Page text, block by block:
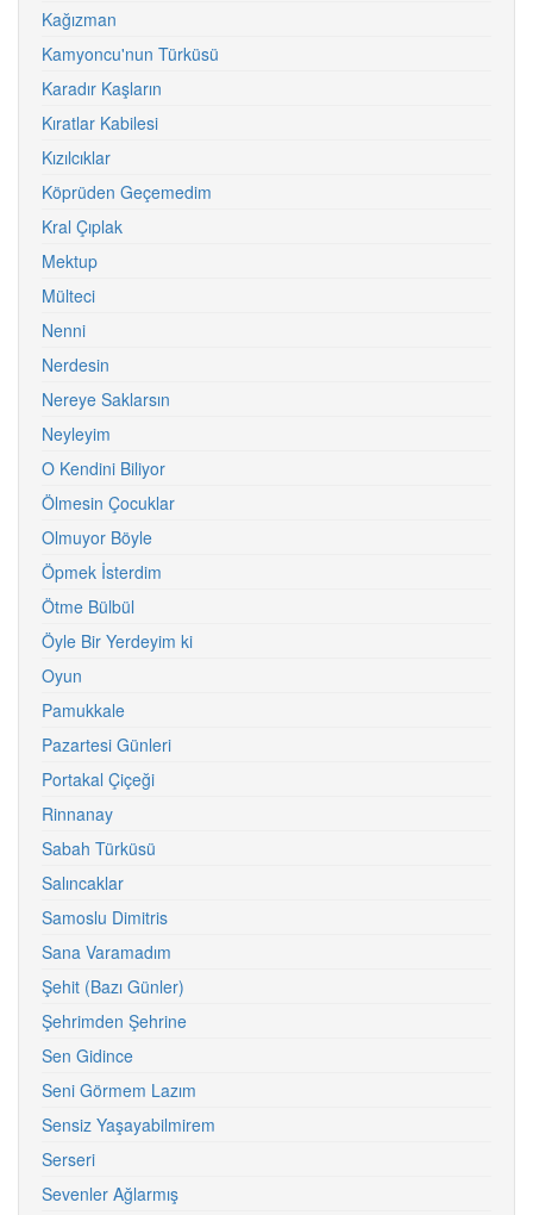
Kağızman
Kamyoncu'nun Türküsü
Karadır Kaşların
Kıratlar Kabilesi
Kızılcıklar
Köprüden Geçemedim
Kral Çıplak
Mektup
Mülteci
Nenni
Nerdesin
Nereye Saklarsın
Neyleyim
O Kendini Biliyor
Ölmesin Çocuklar
Olmuyor Böyle
Öpmek İsterdim
Ötme Bülbül
Öyle Bir Yerdeyim ki
Oyun
Pamukkale
Pazartesi Günleri
Portakal Çiçeği
Rinnanay
Sabah Türküsü
Salıncaklar
Samoslu Dimitris
Sana Varamadım
Şehit (Bazı Günler)
Şehrimden Şehrine
Sen Gidince
Seni Görmem Lazım
Sensiz Yaşayabilmirem
Serseri
Sevenler Ağlarmış